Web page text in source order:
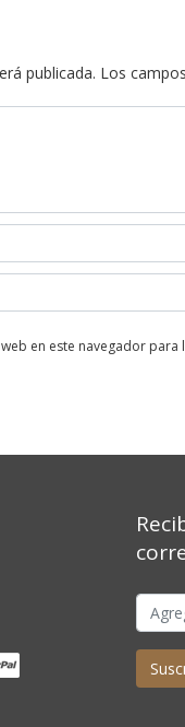
publicada. Los
en este navegador